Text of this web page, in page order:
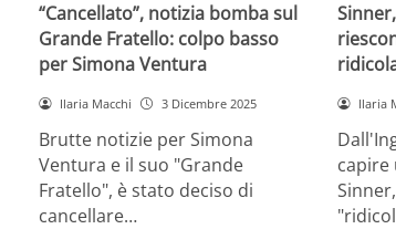
“Cancellato”, notizia bomba sul
Grande Fratello: colpo basso
per Simona Ventura
Ilaria Macchi 3 Dicembre 2025
Brutte notizie per Simona
Ventura e il suo "Grande
Fratello", è stato deciso di
cancellare…
Ilaria
capire